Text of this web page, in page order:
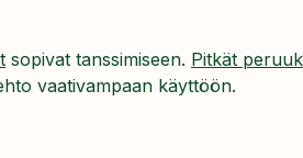
sopivat tanssimiseen. Pitkät
vaativampaan käyttöön.